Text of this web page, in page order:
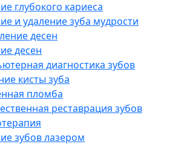
глубокого кариеса
и удаление зуба мудрости
десен
десен
диагностика зубов
кисты зуба
пломба
реставрация зубов
зубов лазером